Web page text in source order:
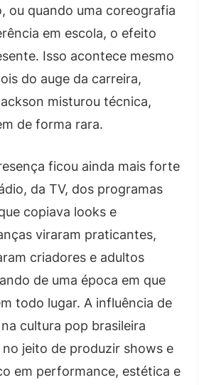
ou quando uma coreografia
em escola, o efeito
Isso acontece mesmo
do auge da carreira,
misturou técnica,
de forma rara.
ficou ainda mais forte
da TV, dos programas
copiava looks e
viraram praticantes,
criadores e adultos
de uma época em que
todo lugar. A influência de
cultura pop brasileira
jeito de produzir shows e
em performance, estética e